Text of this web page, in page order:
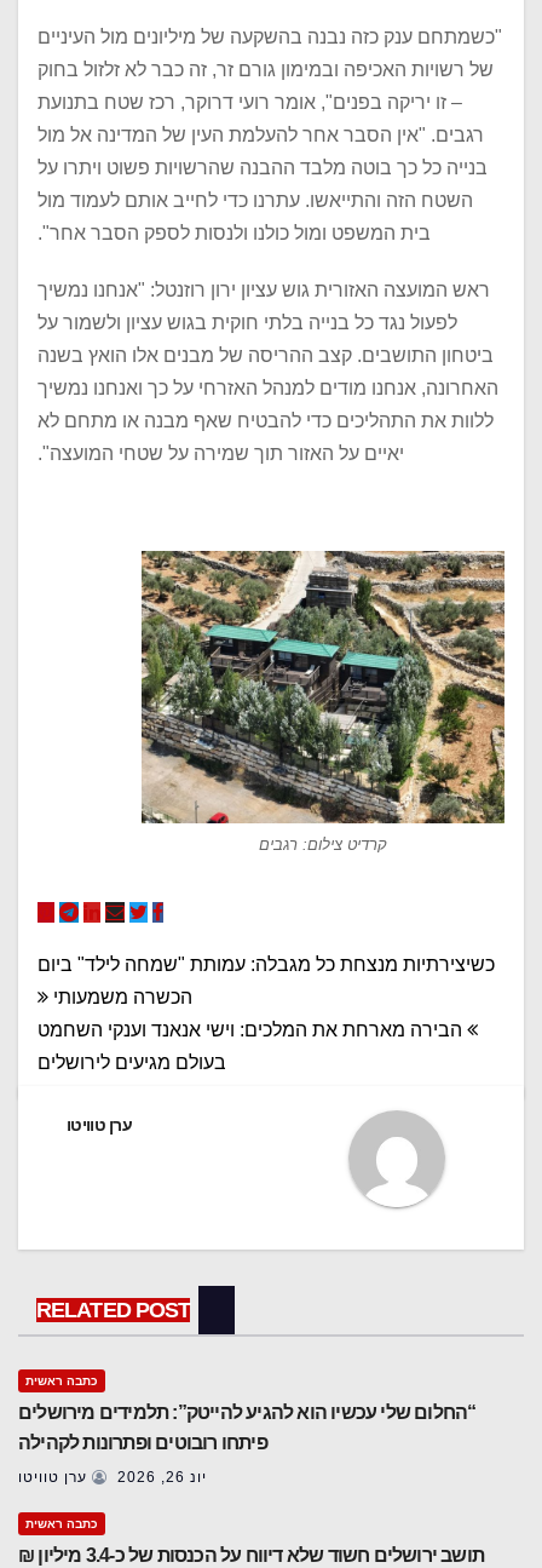
"כשמתחם ענק כזה נבנה בהשקעה של מיליונים מול העיניים
של רשויות האכיפה ובמימון גורם זר, זה כבר לא זלזול בחוק
– זו יריקה בפנים", אומר רועי דרוקר, רכז שטח בתנועת
רגבים. "אין הסבר אחר להעלמת העין של המדינה אל מול
בנייה כל כך בוטה מלבד ההבנה שהרשויות פשוט ויתרו על
השטח הזה והתייאשו. עתרנו כדי לחייב אותם לעמוד מול
בית המשפט ומול כולנו ולנסות לספק הסבר אחר".
ראש המועצה האזורית גוש עציון ירון רוזנטל: "אנחנו נמשיך
לפעול נגד כל בנייה בלתי חוקית בגוש עציון ולשמור על
ביטחון התושבים. קצב ההריסה של מבנים אלו הואץ בשנה
האחרונה, אנחנו מודים למנהל האזרחי על כך ואנחנו נמשיך
ללוות את התהליכים כדי להבטיח שאף מבנה או מתחם לא
יאיים על האזור תוך שמירה על שטחי המועצה".
קרדיט צילום: רגבים
ניווט
כשיצירתיות מנצחת כל מגבלה: עמותת "שמחה לילד" ביום
הכשרה משמעותי
הבירה מארחת את המלכים: וישי אנאנד וענקי השחמט
בעולם מגיעים לירושלים
ערן טוויטו
RELATED POST
כתבה ראשית
“החלום שלי עכשיו הוא להגיע להייטק”: תלמידים מירושלים
פיתחו רובוטים ופתרונות לקהילה
יונ 26, 2026 ערן טוויטו
כתבה ראשית
תושב ירושלים חשוד שלא דיווח על הכנסות של כ-3.4 מיליון ₪